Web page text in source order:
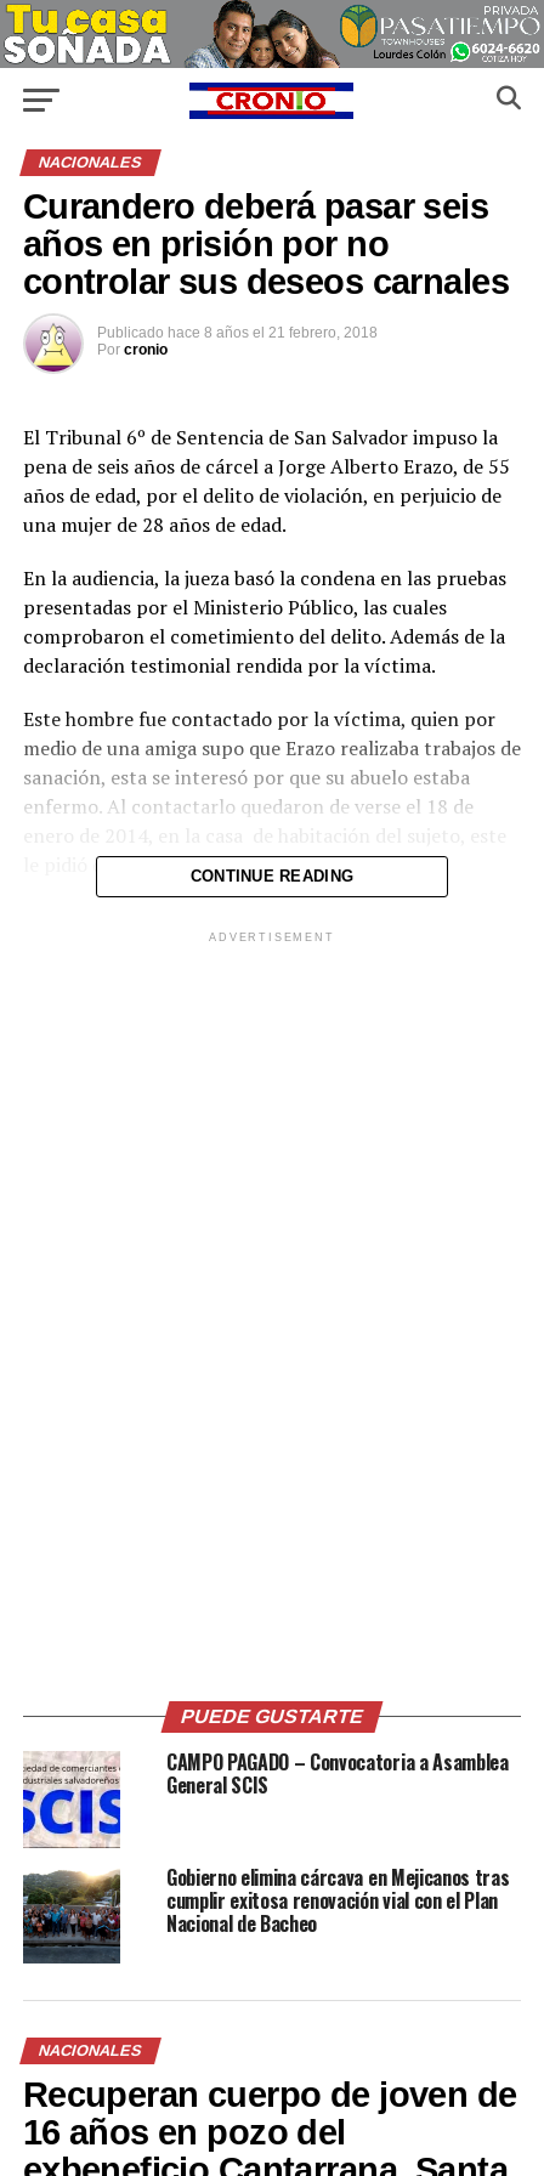
NACIONALES
Curandero deberá pasar seis
años en prisión por no
controlar sus deseos carnales
Publicado hace 8 años el 21 febrero, 2018
Por cronio
El Tribunal 6º de Sentencia de San Salvador impuso la
pena de seis años de cárcel a Jorge Alberto Erazo, de 55
años de edad, por el delito de violación, en perjuicio de
una mujer de 28 años de edad.
En la audiencia, la jueza basó la condena en las pruebas
presentadas por el Ministerio Público, las cuales
comprobaron el cometimiento del delito. Además de la
declaración testimonial rendida por la víctima.
Este hombre fue contactado por la víctima, quien por
medio de una amiga supo que Erazo realizaba trabajos de
sanación, esta se interesó por que su abuelo estaba
enfermo. Al contactarlo quedaron de verse el 18 de
le pidió que llevara huevos, ruda y otras cosas.
iba realizar una deliberación, fue así que le amarró la
una mujer con retraso
mental “para quitarse las
ganas” en San Ignacio,
Chalatenango
11 julio, 2018
En «Judicial»
de libertad y captura a su
victimario
16 octubre, 2018
En «Nacionales»
Condenan a pandilleros
en Tonacatepeque
28 febrero, 2018
En «Judicial»
RELATED TOPICS: PRINCIPAL1
CONTINUE READING
ADVERTISEMENT
PUEDE GUSTARTE
CAMPO PAGADO – Convocatoria a Asamblea
General SCIS
Gobierno elimina cárcava en Mejicanos tras
cumplir exitosa renovación vial con el Plan
Nacional de Bacheo
NACIONALES
Recuperan cuerpo de joven de
16 años en pozo del